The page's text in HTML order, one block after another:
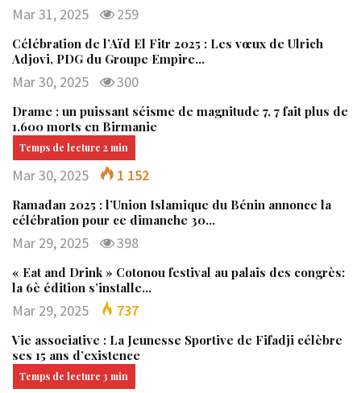
Mar 31, 2025 259
Célébration de l’Aïd El Fitr 2025 : Les vœux de Ulrich
Adjovi, PDG du Groupe Empire…
Mar 30, 2025 300
Drame : un puissant séisme de magnitude 7, 7 fait plus de
1.600 morts en Birmanie
Mar 30, 2025 1 152
Ramadan 2025 : l’Union Islamique du Bénin annonce la
célébration pour ce dimanche 30…
Mar 29, 2025 398
« Eat and Drink » Cotonou festival au palais des congrès:
la 6è édition s’installe…
Mar 29, 2025 737
Vie associative : La Jeunesse Sportive de Fifadji célèbre
ses 15 ans d’existence